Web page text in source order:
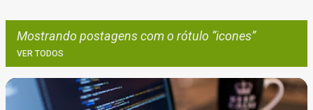
Mostrando postagens com o rótulo icones
VER TODOS